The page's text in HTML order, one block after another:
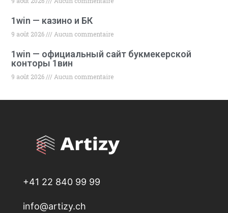
1win — казино и БК
9 août 2026 Aucun commentaire
1win — официальный сайт букмекерской
конторы 1вин
9 août 2026 Aucun commentaire
+41 22 840 99 99
info@artizy.ch